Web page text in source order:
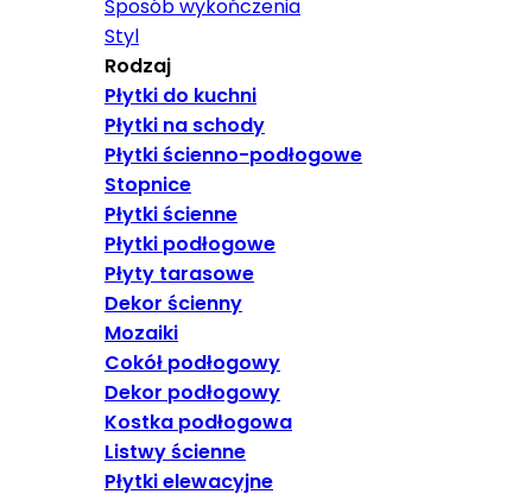
Sposób wykończenia
Styl
Rodzaj
Płytki do kuchni
Płytki na schody
Płytki ścienno-podłogowe
Stopnice
Płytki ścienne
Płytki podłogowe
Płyty tarasowe
Dekor ścienny
Mozaiki
Cokół podłogowy
Dekor podłogowy
Kostka podłogowa
Listwy ścienne
Płytki elewacyjne